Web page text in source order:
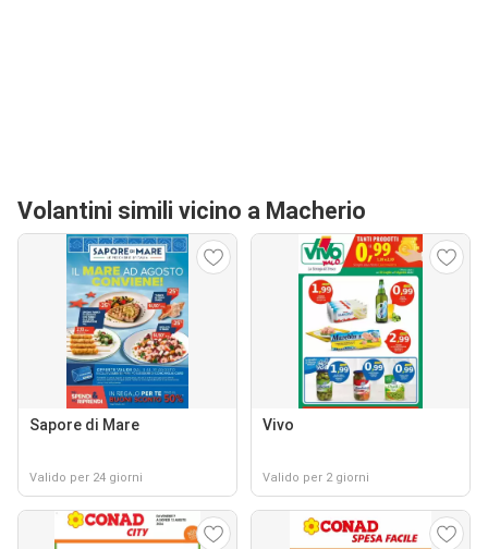
Volantini simili vicino a Macherio
Sapore di Mare
Valido per 24 giorni
Vivo
Valido per 2 giorni